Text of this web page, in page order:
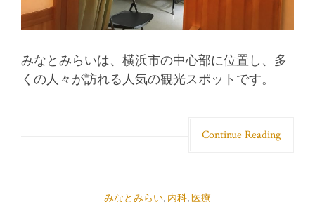
みなとみらいは、横浜市の中心部に位置し、多
くの人々が訪れる人気の観光スポットです。
Continue Reading
みなとみらい, 内科, 医療